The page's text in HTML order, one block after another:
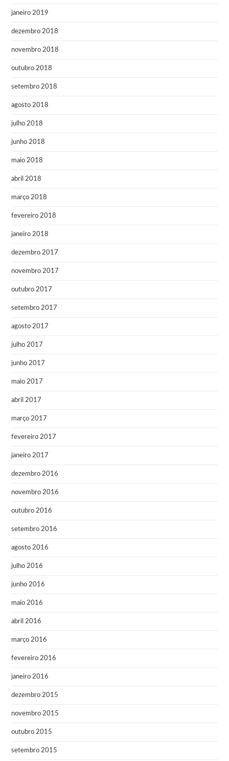
janeiro 2019
dezembro 2018
novembro 2018
outubro 2018
setembro 2018
agosto 2018
julho 2018
junho 2018
maio 2018
abril 2018
março 2018
fevereiro 2018
janeiro 2018
dezembro 2017
novembro 2017
outubro 2017
setembro 2017
agosto 2017
julho 2017
junho 2017
maio 2017
abril 2017
março 2017
fevereiro 2017
janeiro 2017
dezembro 2016
novembro 2016
outubro 2016
setembro 2016
agosto 2016
julho 2016
junho 2016
maio 2016
abril 2016
março 2016
fevereiro 2016
janeiro 2016
dezembro 2015
novembro 2015
outubro 2015
setembro 2015